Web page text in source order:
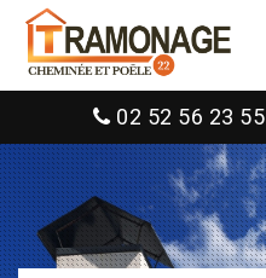
02 52 56 23 55